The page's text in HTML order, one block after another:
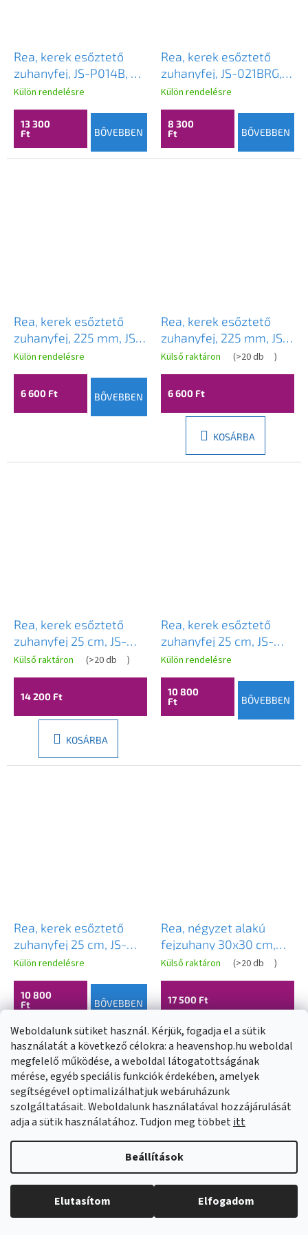
Weboldalunk sütiket használ. Kérjük, fogadja el a sütik
használatát a következő célokra: a heavenshop.hu weboldal
megfelelő működése, a weboldal látogatottságának
mérése, egyéb speciális funkciók érdekében, amelyek
segítségével optimalizálhatjuk webáruházunk
szolgáltatásait. Weboldalunk használatával hozzájárulását
adja a sütik használatához. Tudjon meg többetitt
Beállítások
Elutasítom Elfogadom
Rea, kerek esőztető
zuhanyfej, JS-P014B, 30
cm, matt fekete, REA-
P8603
Külön rendelésre
13 300
Ft
BŐVEBBEN
Rea, kerek esőztető
zuhanyfej, JS-021BRG,
225 mm, matt réz, REA-
P0620
Külön rendelésre
8 300
Ft
BŐVEBBEN
Rea, kerek esőztető
zuhanyfej, 225 mm, JS-
021B, fekete, REA-
P0615
Külön rendelésre
6 600 Ft BŐVEBBEN
Rea, kerek esőztető
zuhanyfej, 225 mm, JS-
021, króm, REA-P0614
Külső raktáron (>20 db )
6 600 Ft
KOSÁRBA
Rea, kerek esőztető
zuhanyfej 25 cm, JS-
P014BRG, matt réz,
REA-P8602
Külső raktáron (>20 db )
14 200 Ft
KOSÁRBA
Rea, kerek esőztető
zuhanyfej 25 cm, JS-
P014B, matt fekete,
REA-P8601
Külön rendelésre
10 800
Ft
BŐVEBBEN
Rea, kerek esőztető
zuhanyfej 25 cm, JS-
P014, króm, REA-P8600
Külön rendelésre
10 800
Ft
BŐVEBBEN
Rea, négyzet alakú
fejzuhany 30x30 cm,
rozsdamentes acél, JS-
P015BG, matt arany,
REA-P0616
Külső raktáron (>20 db )
17 500 Ft
KOSÁRBA